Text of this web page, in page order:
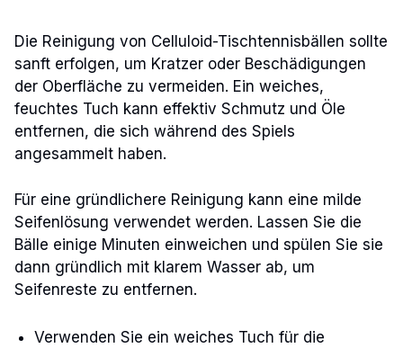
Die Reinigung von Celluloid-Tischtennisbällen sollte
sanft erfolgen, um Kratzer oder Beschädigungen
der Oberfläche zu vermeiden. Ein weiches,
feuchtes Tuch kann effektiv Schmutz und Öle
entfernen, die sich während des Spiels
angesammelt haben.
Für eine gründlichere Reinigung kann eine milde
Seifenlösung verwendet werden. Lassen Sie die
Bälle einige Minuten einweichen und spülen Sie sie
dann gründlich mit klarem Wasser ab, um
Seifenreste zu entfernen.
Verwenden Sie ein weiches Tuch für die